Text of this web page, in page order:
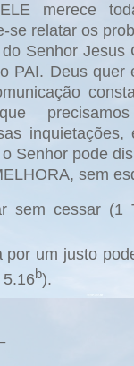
merece
se relatar os
Senhor Jesus
PAI. Deus quer
Senhor pode
sem
sem cessar (1
por um justo
5.16b).